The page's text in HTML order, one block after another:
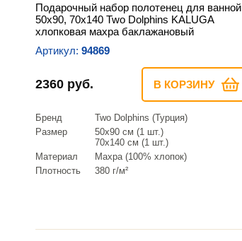
Подарочный набор полотенец для ванной
50х90, 70х140 Two Dolphins KALUGA
хлопковая махра баклажановый
Артикул: 94869
2360 руб. В КОРЗИНУ
Бренд
Two Dolphins (Турция)
Размер
50х90 см (1 шт.)
70х140 см (1 шт.)
Материал
Махра (100% хлопок)
Плотность
380 г/м²